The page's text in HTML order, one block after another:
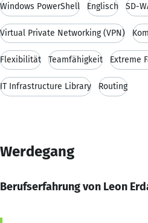
Windows PowerShell Englisch SD-
Virtual Private Networking (VPN)
Flexibilität Teamfähigkeit Extreme
IT Infrastructure Library Routing
Werdegang
Berufserfahrung von Leon